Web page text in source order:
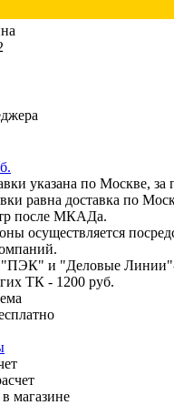
указана по Москве,
равна доставка по
после МКАДа.
осуществляется
"ПЭК" и "Деловые Линии"-
ТК - 1200 руб.
магазине